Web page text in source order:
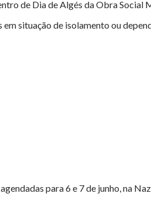
de Dia de Algés da Obra Social
situação de isolamento ou
para 6 e 7 de junho, na